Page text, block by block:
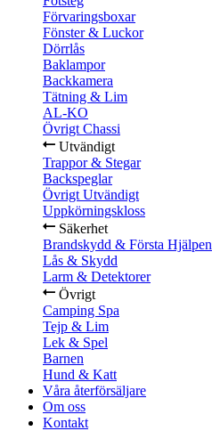
Förvaringsboxar
Fönster & Luckor
Dörrlås
Baklampor
Backkamera
Tätning & Lim
AL-KO
Övrigt Chassi
Utvändigt
Trappor & Stegar
Backspeglar
Övrigt Utvändigt
Uppkörningskloss
Säkerhet
Brandskydd & Första Hjälpen
Lås & Skydd
Larm & Detektorer
Övrigt
Camping Spa
Tejp & Lim
Lek & Spel
Barnen
Hund & Katt
Våra återförsäljare
Om oss
Kontakt